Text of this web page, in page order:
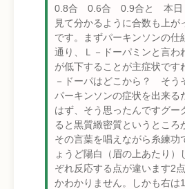
0.8合 0.6合 0.9合と 本
見て分かるように合数も上が
です。まずパーキンソンの仕
通り、Ｌ－ドーパミンと言わ
が低下することが主症状です
－ドーパはどこから？ そう
パーキンソンの症状を出来る
はず、そう思ったんですグー
ると黒質緻密質というところ
その言葉を唱えながら糸練功
ょうど陽白（眉の上あたり）
ぞれ反応する点が違います2
かわかりません。しかも右